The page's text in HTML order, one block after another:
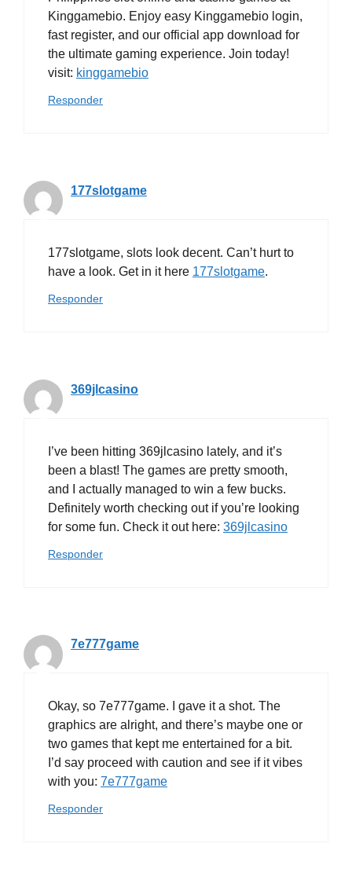
Kinggamebio. Enjoy easy Kinggamebio login,
fast register, and our official app download for
the ultimate gaming experience. Join today!
visit: kinggamebio
Responder
177slotgame
177slotgame, slots look decent. Can’t hurt to
have a look. Get in it here 177slotgame.
Responder
369jlcasino
I’ve been hitting 369jlcasino lately, and it’s
been a blast! The games are pretty smooth,
and I actually managed to win a few bucks.
Definitely worth checking out if you’re looking
for some fun. Check it out here: 369jlcasino
Responder
7e777game
Okay, so 7e777game. I gave it a shot. The
graphics are alright, and there’s maybe one or
two games that kept me entertained for a bit.
I’d say proceed with caution and see if it vibes
with you: 7e777game
Responder